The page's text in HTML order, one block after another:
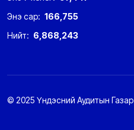
Энэ сар: 166,755
Нийт: 6,868,243
© 2025 Үндэсний Аудитын Газар